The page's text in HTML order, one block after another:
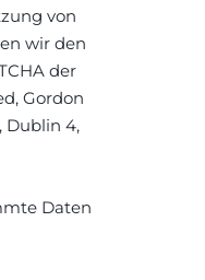
von
wir den
der
Gordon
Dublin 4,
Daten